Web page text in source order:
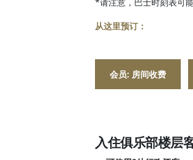
从这里预订：
会员: 房间收费
入住俱乐部楼层